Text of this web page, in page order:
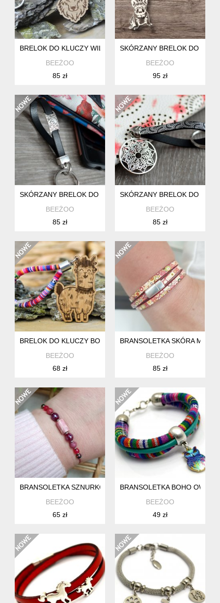
BRELOK DO KLUCZY WILK Z DREWNA BRĄZOWA SKÓRA
BEEŻOO
85 zł
SKÓRZANY BRELOK DO
BEEŻOO
95 zł
SKÓRZANY BRELOK DO KLUCZY MONSTERA CZARNY
BEEŻOO
85 zł
SKÓRZANY BRELOK DO
BEEŻOO
85 zł
BRELOK DO KLUCZY BOHO LAMA FUNNY Z DREWNA
BEEŻOO
68 zł
BRANSOLETKA SKÓRA
BEEŻOO
85 zł
BRANSOLETKA SZNURKOWA Z KAMIENIAMI NATURALNYMI
BEEŻOO
65 zł
BRANSOLETKA BOHO OWL
BEEŻOO
49 zł